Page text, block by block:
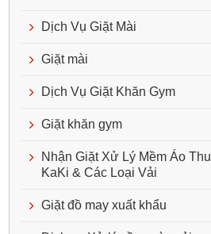
Dịch Vụ Giặt Mài
Giặt mài
Dịch Vụ Giặt Khăn Gym
Giặt khăn gym
Nhận Giặt Xử Lý Mềm Áo
KaKi & Các Loại Vải
Giặt đồ may xuất khẩu